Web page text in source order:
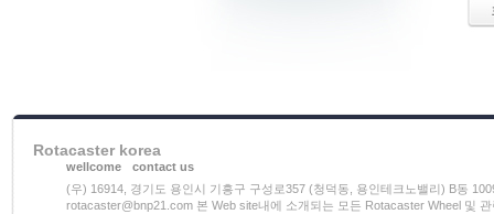
Rotacaster korea
wellcome
contact us
(우) 16914, 경기도 용인시 기흥구 구성로357 (청덕동, 용인테크노밸리) B동
rotacaster@bnp21.com 본 Web site내에 소개되는 모든 Rotacaster Wheel 및